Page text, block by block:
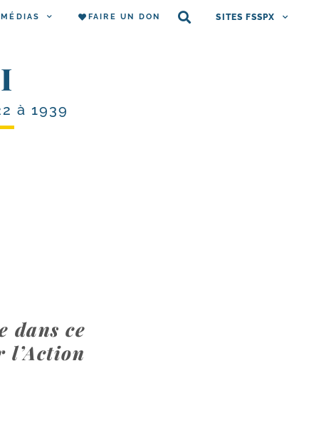
MÉDIAS FAIRE UN DON SITES FSSPX
à 1939
dans ce
l’Action